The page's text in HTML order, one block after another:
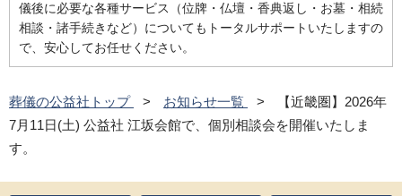
儀後に必要な各種サービス（位牌・仏壇・香典返し・お墓・相続
相談・諸手続きなど）についてもトータルサポートいたしますの
で、安心してお任せください。
葬儀の公益社トップ お知らせ一覧
【近畿圏】2026年
7月11日(土) 公益社 江坂会館で、個別相談会を開催いたしま
す。